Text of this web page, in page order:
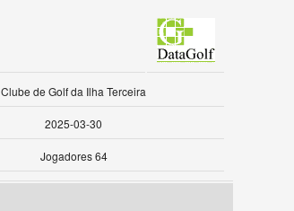
Clube de Golf da Ilha Terceira
2025-03-30
Jogadores 64